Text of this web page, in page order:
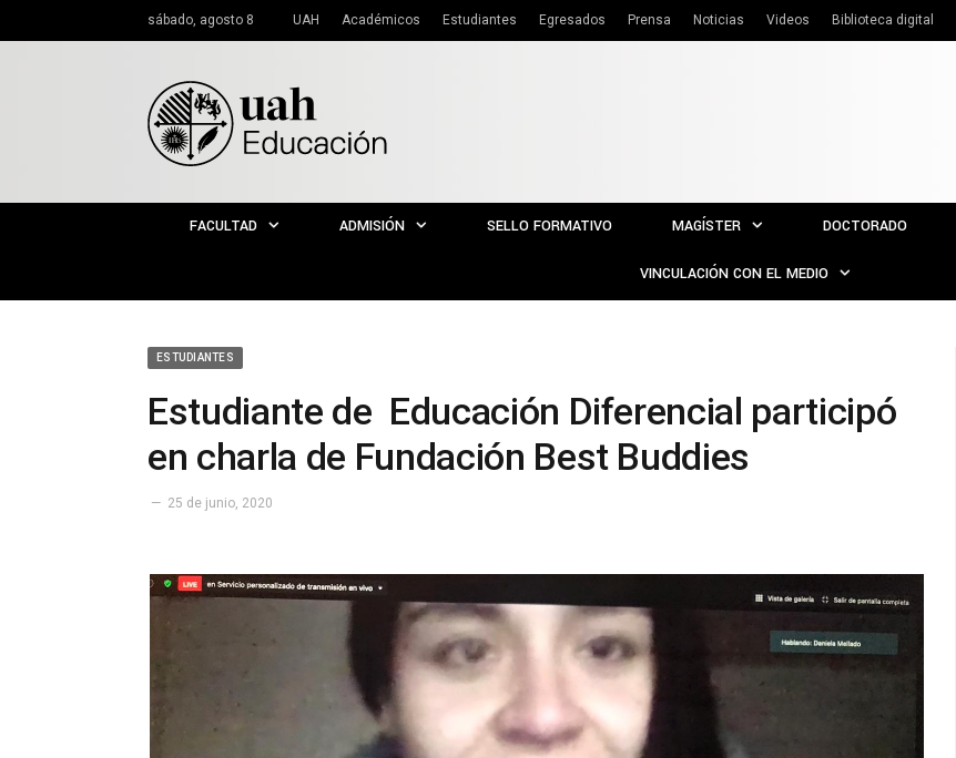
sábado, agosto 8 UAH Académicos Estudiantes Egresados Prensa Noticias Videos Biblioteca digital
FACULTAD ADMISIÓN SELLO FORMATIVO MAGÍSTER DOCTORADO
VINCULACIÓN CON EL MEDIO
ESTUDIANTES
Estudiante de Educación Diferencial participó
en charla de Fundación Best Buddies
25 de junio, 2020